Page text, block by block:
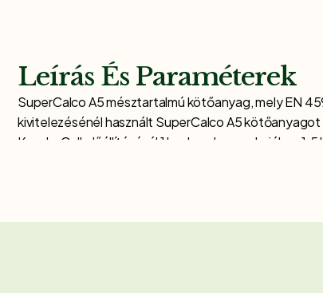
Leírás És Paraméterek
SuperCalco A5 mésztartalmú kötőanyag, mely EN
kivitelezésénél használt SuperCalco A5
KenderCell előállításánál 1 kg. kenderpozdorjához
kenderházak, vályogházak illetve bármilyen
vízzel keverve alapozóként vakolás, illetve